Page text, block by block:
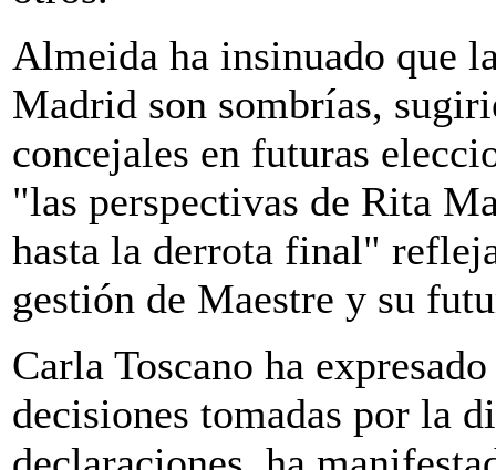
Almeida ha insinuado que
Madrid son sombrías,
concejales en futuras
"las perspectivas de Rita
hasta la derrota final"
gestión de Maestre y su
Carla Toscano ha
decisiones tomadas por la